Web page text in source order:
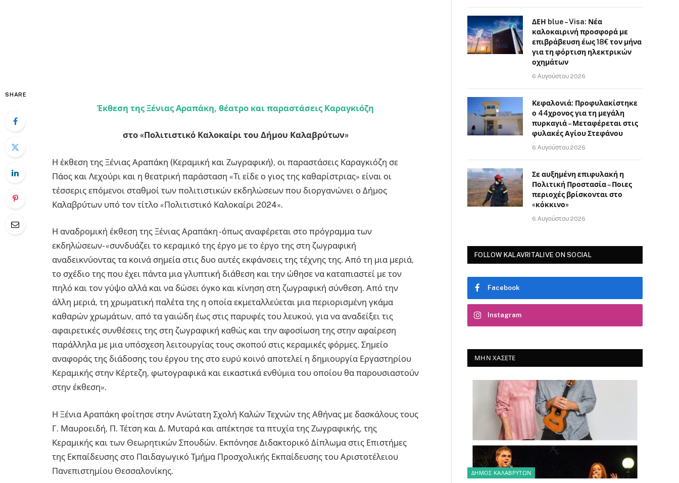
SHARE
Έκθεση της Ξένιας Αραπάκη, θέατρο και παραστάσεις Καραγκιόζη
στο «Πολιτιστικό Καλοκαίρι του Δήμου Καλαβρύτων»
Η έκθεση της Ξένιας Αραπάκη (Κεραμική και Ζωγραφική), οι παραστάσεις Καραγκιόζη σε
Πάος και Λεχούρι και η θεατρική παράσταση «Τι είδε ο γιος της καθαρίστριας» είναι οι
τέσσερις επόμενοι σταθμοί των πολιτιστικών εκδηλώσεων που διοργανώνει ο Δήμος
Καλαβρύτων υπό τον τίτλο «Πολιτιστικό Καλοκαίρι 2024».
Η αναδρομική έκθεση της Ξένιας Αραπάκη -όπως αναφέρεται στο πρόγραμμα των
εκδηλώσεων- «συνδυάζει το κεραμικό της έργο με το έργο της στη ζωγραφική
αναδεικνύοντας τα κοινά σημεία στις δυο αυτές εκφάνσεις της τέχνης της. Από τη μια μεριά,
το σχέδιο της που έχει πάντα μια γλυπτική διάθεση και την ώθησε να καταπιαστεί με τον
πηλό και τον γύψο αλλά και να δώσει όγκο και κίνηση στη ζωγραφική σύνθεση. Από την
άλλη μεριά, τη χρωματική παλέτα της η οποία εκμεταλλεύεται μια περιορισμένη γκάμα
καθαρών χρωμάτων, από τα γαιώδη έως στις παρυφές του λευκού, για να αναδείξει τις
αφαιρετικές συνθέσεις της στη ζωγραφική καθώς και την αφοσίωση της στην αφαίρεση
παράλληλα με μια υπόσχεση λειτουργίας τους σκοπού στις κεραμικές φόρμες. Σημείο
αναφοράς της διάδοσης του έργου της στο ευρύ κοινό αποτελεί η δημιουργία Εργαστηρίου
Κεραμικής στην Κέρτεζη, φωτογραφικά και εικαστικά ενθύμια του οποίου θα παρουσιαστούν
στην έκθεση».
Η Ξένια Αραπάκη φοίτησε στην Ανώτατη Σχολή Καλών Τεχνών της Αθήνας με δασκάλους τους
Γ. Μαυροειδή, Π. Τέτση και Δ. Μυταρά και απέκτησε τα πτυχία της Ζωγραφικής, της
Κεραμικής και των Θεωρητικών Σπουδών. Εκπόνησε Διδακτορικό Δίπλωμα στις Επιστήμες
της Εκπαίδευσης στο Παιδαγωγικό Τμήμα Προσχολικής Εκπαίδευσης του Αριστοτέλειου
Πανεπιστημίου Θεσσαλονίκης.
ΔΕΗ blue – Visa: Νέα
καλοκαιρινή προσφορά με
επιβράβευση έως 18€ τον μήνα
για τη φόρτιση ηλεκτρικών
οχημάτων
6 Αυγούστου 2026
Κεφαλονιά: Προφυλακίστηκε
ο 44χρονος για τη μεγάλη
πυρκαγιά – Μεταφέρεται στις
φυλακές Αγίου Στεφάνου
6 Αυγούστου 2026
Σε αυξημένη επιφυλακή η
Πολιτική Προστασία – Ποιες
περιοχές βρίσκονται στο
«κόκκινο»
6 Αυγούστου 2026
FOLLOW KALAVRITALIVE ON SOCIAL
Facebook
Instagram
ΜΗΝ ΧΆΣΕΤΕ
ΔΗΜΟΣ ΚΑΛΑΒΡΥΤΩΝ